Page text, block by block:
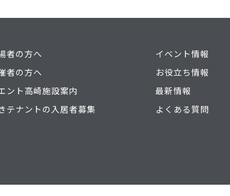
者の方へ
者の方へ
ント高崎施設案内
テナントの入居者募集
イベント情報
お役立ち情報
最新情報
よくある質問